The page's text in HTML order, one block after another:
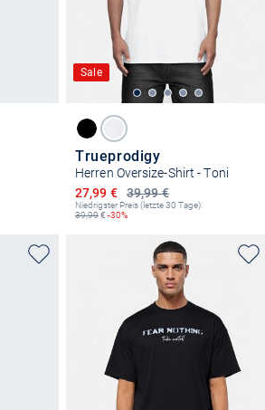
Sale
Trueprodigy
Herren Oversize-Shirt - Toni
39,99 €
Ermäßigter Preis
27,99 €
Niedrigster Preis (letzte 30 Tage):
39,99€ -30%